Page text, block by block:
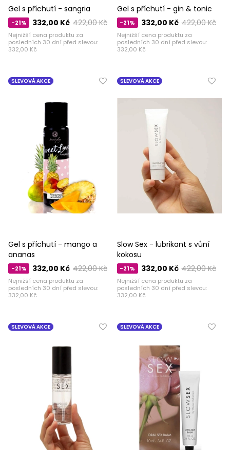
Gel s příchutí - sangria
-21% 422,00 Kč
332,00 Kč
Nejnižší cena produktu za
posledních 30 dní před slevou:
332,00 Kč
Gel s příchutí - gin & tonic
-21% 422,00 Kč
332,00 Kč
Nejnižší cena produktu za
posledních 30 dní před slevou:
332,00 Kč
SLEVOVÁ AKCE
Gel s příchutí - mango a
ananas
-21% 422,00 Kč
332,00 Kč
Nejnižší cena produktu za
posledních 30 dní před slevou:
332,00 Kč
SLEVOVÁ AKCE
Slow Sex - lubrikant s vůní
kokosu
-21% 422,00 Kč
332,00 Kč
Nejnižší cena produktu za
posledních 30 dní před slevou:
332,00 Kč
SLEVOVÁ AKCE SLEVOVÁ AKCE